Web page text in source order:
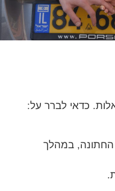
כדאי לברר על:
במהלך